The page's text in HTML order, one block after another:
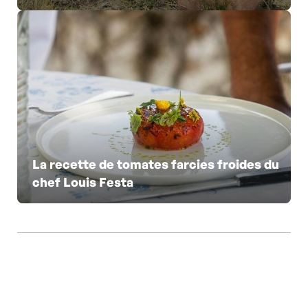
La recette de tomates farcies froides du
chef Louis Festa